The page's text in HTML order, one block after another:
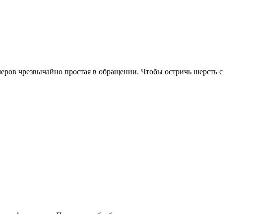
чрезвычайно простая в обращении. Чтобы остричь шерсть с